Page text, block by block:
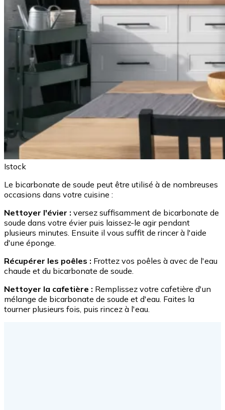
Istock
Le bicarbonate de soude peut être utilisé à de nombreuses
occasions dans votre cuisine :
Nettoyer l'évier : versez suffisamment de bicarbonate de
soude dans votre évier puis laissez-le agir pendant
plusieurs minutes. Ensuite il vous suffit de rincer à l'aide
d'une éponge.
Récupérer les poêles : Frottez vos poêles à avec de l'eau
chaude et du bicarbonate de soude.
Nettoyer la cafetière : Remplissez votre cafetière d'un
mélange de bicarbonate de soude et d'eau. Faites la
tourner plusieurs fois, puis rincez à l'eau.